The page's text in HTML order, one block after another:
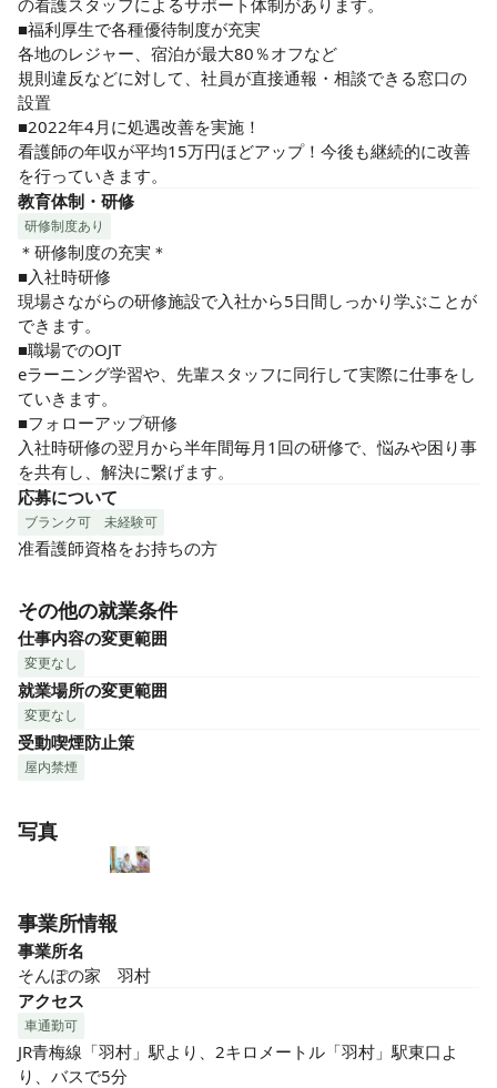
の看護スタッフによるサポート体制があります。
■福利厚生で各種優待制度が充実
各地のレジャー、宿泊が最大80％オフなど
規則違反などに対して、社員が直接通報・相談できる窓口の
設置
■2022年4月に処遇改善を実施！
看護師の年収が平均15万円ほどアップ！今後も継続的に改善
を行っていきます。
教育体制・研修
研修制度あり
＊研修制度の充実＊
■入社時研修
現場さながらの研修施設で入社から5日間しっかり学ぶことが
できます。
■職場でのOJT
eラーニング学習や、先輩スタッフに同行して実際に仕事をし
ていきます。
■フォローアップ研修
入社時研修の翌月から半年間毎月1回の研修で、悩みや困り事
を共有し、解決に繋げます。
応募について
ブランク可 未経験可
准看護師資格をお持ちの方
その他の就業条件
仕事内容の変更範囲
変更なし
就業場所の変更範囲
変更なし
受動喫煙防止策
屋内禁煙
写真
事業所情報
事業所名
そんぽの家　羽村
アクセス
車通勤可
JR青梅線「羽村」駅より、2キロメートル「羽村」駅東口よ
り、バスで5分